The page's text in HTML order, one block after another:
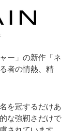
ー」の新作「ネ
者の情熱、精
を冠するだけあ
な強靭さだけで